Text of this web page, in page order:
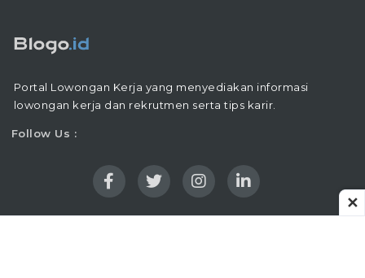
Portal Lowongan Kerja yang menyediakan informasi
lowongan kerja dan rekrutmen serta tips karir.
Follow Us :
✕